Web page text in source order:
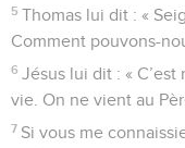
5 Thomas lui dit : «
Comment pouvons-
6 Jésus lui dit : «
vie. On ne vient au
7 Si vous me